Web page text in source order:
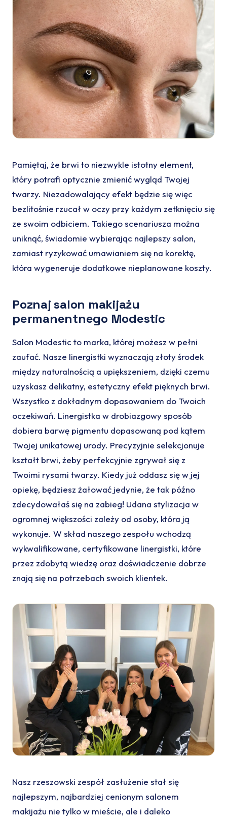
Pamiętaj, że brwi to niezwykle istotny element,
który potrafi optycznie zmienić wygląd Twojej
twarzy. Niezadowalający efekt będzie się więc
bezlitośnie rzucał w oczy przy każdym zetknięciu się
ze swoim odbiciem. Takiego scenariusza można
uniknąć, świadomie wybierając najlepszy salon,
zamiast ryzykować umawianiem się na korektę,
która wygeneruje dodatkowe nieplanowane koszty.
Poznaj salon makijażu
permanentnego Modestic
Salon Modestic to marka, której możesz w pełni
zaufać. Nasze linergistki wyznaczają złoty środek
między naturalnością a upiększeniem, dzięki czemu
uzyskasz delikatny, estetyczny efekt pięknych brwi.
Wszystko z dokładnym dopasowaniem do Twoich
oczekiwań. Linergistka w drobiazgowy sposób
dobiera barwę pigmentu dopasowaną pod kątem
Twojej unikatowej urody. Precyzyjnie selekcjonuje
kształt brwi, żeby perfekcyjnie zgrywał się z
Twoimi rysami twarzy. Kiedy już oddasz się w jej
opiekę, będziesz żałować jedynie, że tak późno
zdecydowałaś się na zabieg! Udana stylizacja w
ogromnej większości zależy od osoby, która ją
wykonuje. W skład naszego zespołu wchodzą
wykwalifikowane, certyfikowane linergistki, które
przez zdobytą wiedzę oraz doświadczenie dobrze
znają się na potrzebach swoich klientek.
Nasz rzeszowski zespół zasłużenie stał się
najlepszym, najbardziej cenionym salonem
makijażu nie tylko w mieście, ale i daleko